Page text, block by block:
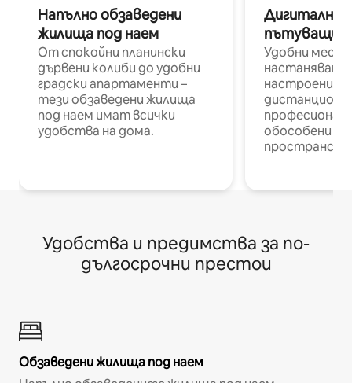
Напълно обзаведени
жилища под наем
От спокойни планински
дървени колиби до удобни
градски апартаменти –
тези обзаведени жилища
под наем имат всички
удобства на дома.
Дигитални
пътуващи
Удобни
настаняване
настроени и
обособени
Удобства и предимства за по-
дългосрочни престои
Обзаведени жилища под наем